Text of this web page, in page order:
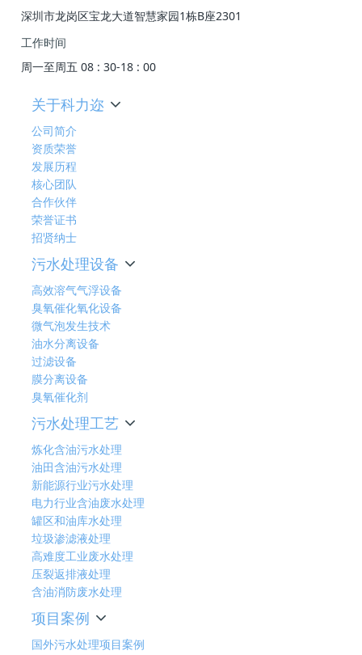
深圳市龙岗区宝龙大道智慧家园1栋B座2301
工作时间
周一至周五 08 : 30-18 : 00
关于科力迩
公司简介
资质荣誉
发展历程
核心团队
合作伙伴
荣誉证书
招贤纳士
污水处理设备
高效溶气气浮设备
臭氧催化氧化设备
微气泡发生技术
油水分离设备
过滤设备
膜分离设备
臭氧催化剂
污水处理工艺
炼化含油污水处理
油田含油污水处理
新能源行业污水处理
电力行业含油废水处理
罐区和油库水处理
垃圾渗滤液处理
高难度工业废水处理
压裂返排液处理
含油消防废水处理
项目案例
国外污水处理项目案例